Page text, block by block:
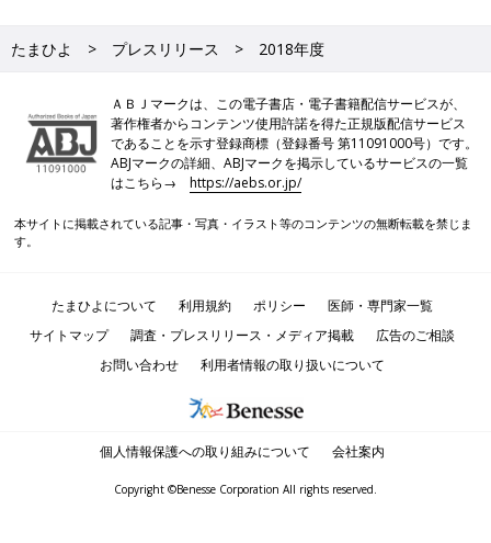
たまひよ プレスリリース 2018年度
ＡＢＪマークは、この電子書店・電子書籍配信サービスが、
著作権者からコンテンツ使用許諾を得た正規版配信サービス
であることを示す登録商標（登録番号 第11091000号）です。
ABJマークの詳細、ABJマークを掲示しているサービスの一覧
はこちら→https://aebs.or.jp/
本サイトに掲載されている記事・写真・イラスト等のコンテンツの無断転載を禁じま
す。
たまひよについて 利用規約 ポリシー
医師・専門家一覧
サイトマップ
調査・プレスリリース・メディア掲載
広告のご相談
お問い合わせ
利用者情報の取り扱いについて
個人情報保護への取り組みについて 会社案内
Copyright ©Benesse Corporation All rights reserved.